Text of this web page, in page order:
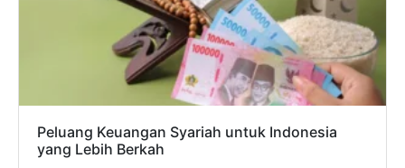
Peluang Keuangan Syariah untuk Indonesia
yang Lebih Berkah